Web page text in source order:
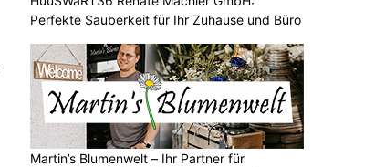
Perfekte Sauberkeit für Ihr Zuhause und Büro
Martin’s Blumenwelt – Ihr Partner für